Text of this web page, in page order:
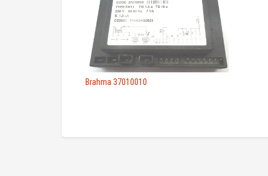
Brahma 37010010